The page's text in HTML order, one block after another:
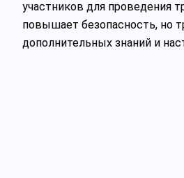
участников для проведения
повышает безопасность, но
дополнительных знаний и